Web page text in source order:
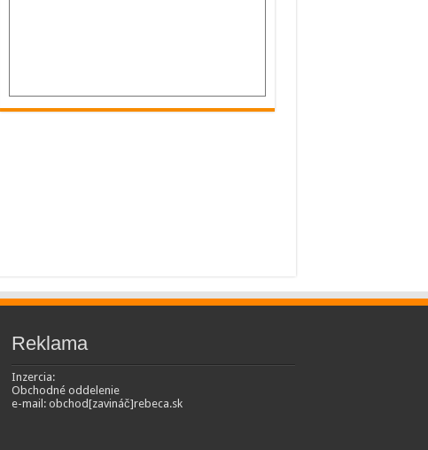
Reklama
Inzercia:
Obchodné oddelenie
e-mail: obchod[zavináč]rebeca.sk